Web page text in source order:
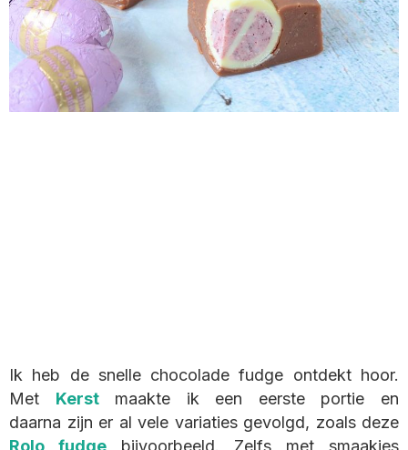
Ik heb de snelle chocolade fudge ontdekt hoor.
Met Kerstmaakte ik een eerste portie en
daarna zijn er al vele variaties gevolgd, zoals deze
Rolo fudge bijvoorbeeld. Zelfs met smaakjes